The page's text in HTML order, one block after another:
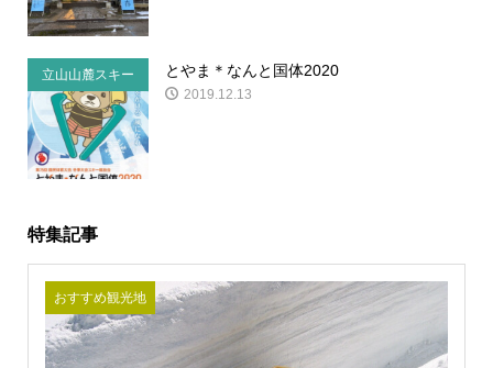
立山山麓スキー
場の事
とやま＊なんと国体2020
2019.12.13
特集記事
おすすめ観光地